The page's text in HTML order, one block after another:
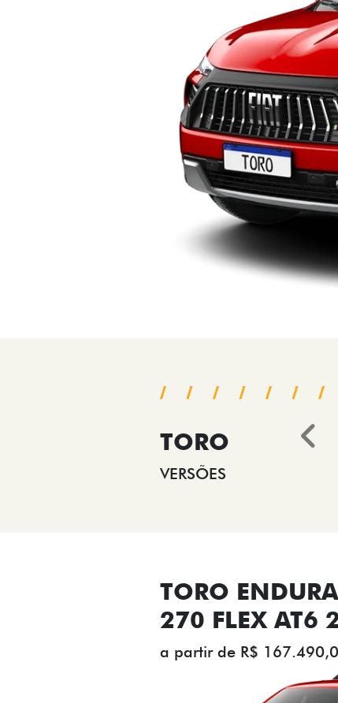
TORO
VERSÕES
TORO
270 FLEX AT6
a partir de R$